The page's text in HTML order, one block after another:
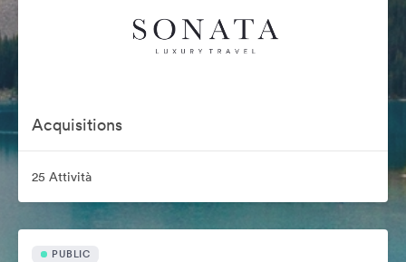
Acquisitions
25 Attività
PUBLIC